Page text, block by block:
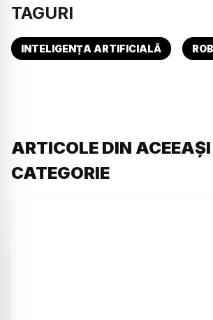
TAGURI
INTELIGENȚA ARTIFICIALĂ
ARTICOLE DIN ACEEAȘI
CATEGORIE